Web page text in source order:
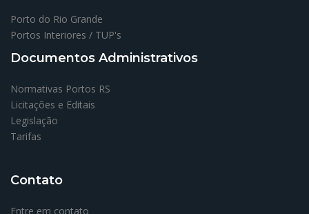
Porto do Rio Grande
Portos Interiores / TUP's
Documentos Administrativos
Normativas Portos RS
Licitações e Editais
Legislação
Tarifas
Contato
Entre em contato